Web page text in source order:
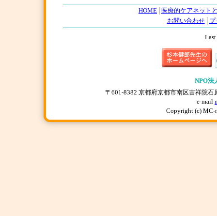
HOME
医療的ケアネット
お問い合わせ│ プ
NPO法
〒601-8382 京都府京都市南区吉祥院石
e-mail
Copyright (c) MC-